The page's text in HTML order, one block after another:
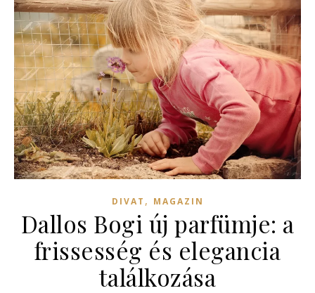
DIVAT , MAGAZIN
Dallos Bogi új parfümje: a
frissesség és elegancia
találkozása